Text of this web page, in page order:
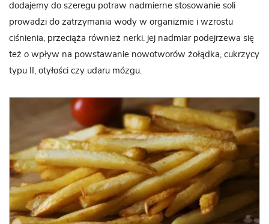
dodajemy do szeregu potraw nadmierne stosowanie soli
prowadzi do zatrzymania wody w organizmie i wzrostu
ciśnienia, przeciąża również nerki. jej nadmiar podejrzewa się
też o wpływ na powstawanie nowotworów żołądka, cukrzycy
typu II, otyłości czy udaru mózgu.